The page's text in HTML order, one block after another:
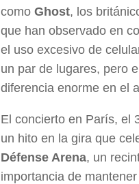
como Ghost, los
que han observado en
el uso excesivo de
un par de lugares, pero
diferencia enorme en el
El concierto en París, el
un hito en la gira que
Défense Arena, un
importancia de